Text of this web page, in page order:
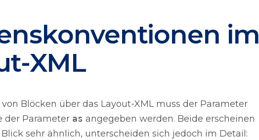
im
XML
Blöcken über das Layout-XML muss der Parameter
der Parameter as angegeben werden. Beide erscheinen
sehr ähnlich, unterscheiden sich jedoch im Detail: